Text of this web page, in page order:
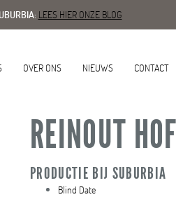
LEES HIER ONZE BLOG
OVER ONS NIEUWS CONTACT
REINOUT
PRODUCTIE BIJ SUBURBIA
Blind Date